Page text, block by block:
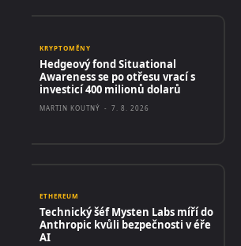
KRYPTOMĚNY
Hedgeový fond Situational
Awareness se po otřesu vrací s
investicí 400 milionů dolarů
MARTIN KOUTNÝ - 7. 8. 2026
ETHEREUM
Technický šéf Mysten Labs míří do
Anthropic kvůli bezpečnosti v éře
AI